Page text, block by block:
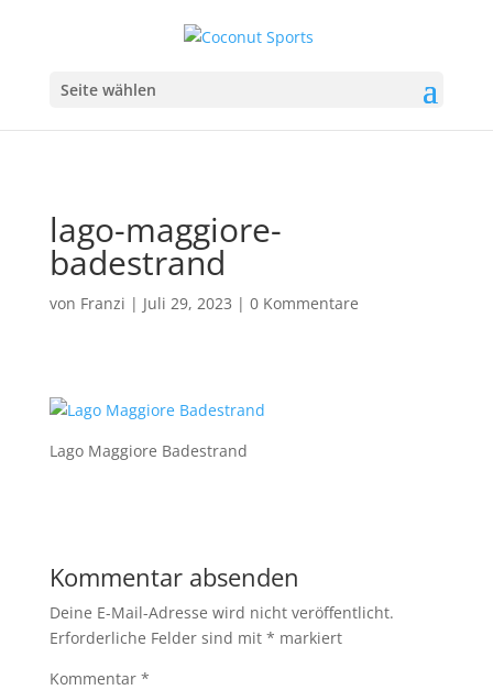
Seite wählen
lago-maggiore-
badestrand
von Franzi | Juli 29, 2023 | 0 Kommentare
Lago Maggiore Badestrand
Kommentar absenden
Deine E-Mail-Adresse wird nicht veröffentlicht.
Erforderliche Felder sind mit * markiert
Kommentar *